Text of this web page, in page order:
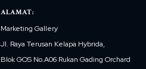
ALAMAT:
Marketing Gallery
Jl. Raya Terusan Kelapa Hybrida,
Blok GOS No.A06 Rukan Gading Orchard